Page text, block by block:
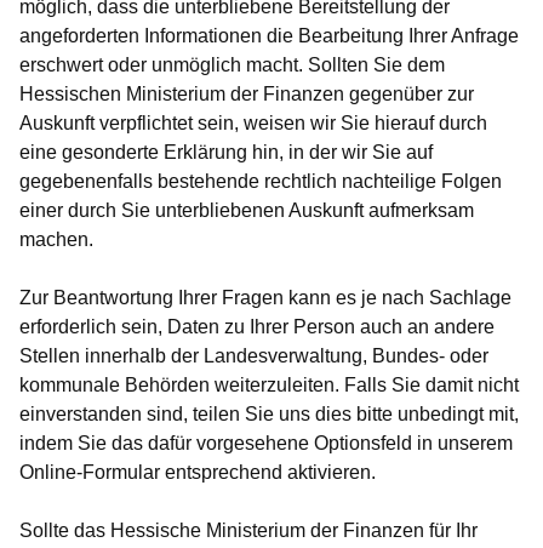
möglich, dass die unterbliebene Bereitstellung der
angeforderten Informationen die Bearbeitung Ihrer Anfrage
erschwert oder unmöglich macht. Sollten Sie dem
Hessischen Ministerium der Finanzen gegenüber zur
Auskunft verpflichtet sein, weisen wir Sie hierauf durch
eine gesonderte Erklärung hin, in der wir Sie auf
gegebenenfalls bestehende rechtlich nachteilige Folgen
einer durch Sie unterbliebenen Auskunft aufmerksam
machen.
Zur Beantwortung Ihrer Fragen kann es je nach Sachlage
erforderlich sein, Daten zu Ihrer Person auch an andere
Stellen innerhalb der Landesverwaltung, Bundes- oder
kommunale Behörden weiterzuleiten. Falls Sie damit nicht
einverstanden sind, teilen Sie uns dies bitte unbedingt mit,
indem Sie das dafür vorgesehene Optionsfeld in unserem
Online-Formular entsprechend aktivieren.
Sollte das Hessische Ministerium der Finanzen für Ihr